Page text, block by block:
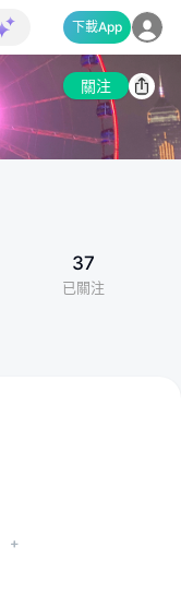
下載App
關注
37
已關注